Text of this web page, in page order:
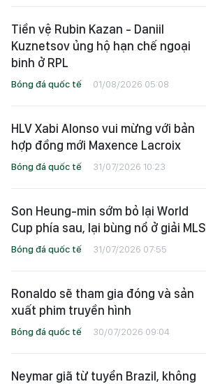
Tiền vệ Rubin Kazan - Daniil
Kuznetsov ủng hộ hạn chế ngoại
binh ở RPL
Bóng đá quốc tế 01/08/2026 05:08
HLV Xabi Alonso vui mừng với bản
hợp đồng mới Maxence Lacroix
Bóng đá quốc tế 31/07/2026 10:23
Son Heung-min sớm bỏ lại World
Cup phía sau, lại bùng nổ ở giải MLS
Bóng đá quốc tế 31/07/2026 07:55
Ronaldo sẽ tham gia đóng và sản
xuất phim truyền hình
Bóng đá quốc tế 30/07/2026 09:04
Neymar giã từ tuyển Brazil, không